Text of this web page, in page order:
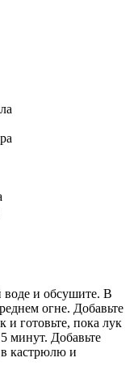
воде и обсушите. В
огне. Добавьте
и готовьте, пока лук
минут. Добавьте
кастрюлю и